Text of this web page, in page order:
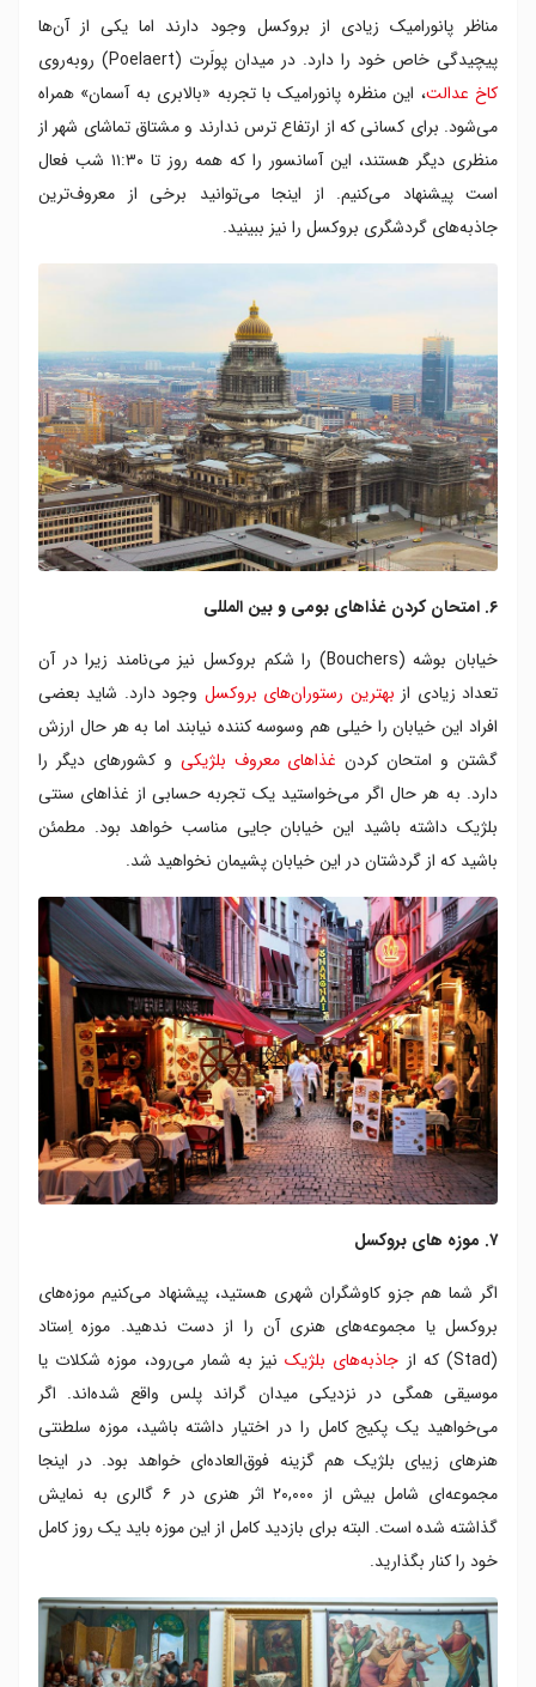
مناظر پانورامیک زیادی از بروکسل وجود دارند اما یکی از آن‌ها
پیچیدگی خاص خود را دارد. در میدان پولَرت (Poelaert) روبه‌روی
کاخ عدالت، این منظره پانورامیک با تجربه «بالابری به آسمان» همراه
می‌شود. برای کسانی که از ارتفاع ترس ندارند و مشتاق تماشای شهر از
منظری دیگر هستند، این آسانسور را که همه روز تا ۱۱:۳۰ شب فعال
است پیشنهاد می‌کنیم. از اینجا می‌توانید برخی از معروف‌ترین
جاذبه‌های گردشگری بروکسل را نیز ببینید.
۶. امتحان کردن غذاهای بومی و بین المللی
خیابان بوشه (Bouchers) را شکم بروکسل نیز می‌نامند زیرا در آن
تعداد زیادی از بهترین رستوران‌های بروکسل وجود دارد. شاید بعضی
افراد این خیابان را خیلی هم وسوسه کننده نیابند اما به هر حال ارزش
گشتن و امتحان کردن غذاهای معروف بلژیکی و کشورهای دیگر را
دارد. به هر حال اگر می‌خواستید یک تجربه حسابی از غذاهای سنتی
بلژیک داشته باشید این خیابان جایی مناسب خواهد بود. مطمئن
باشید که از گردشتان در این خیابان پشیمان نخواهید شد.
۷. موزه های بروکسل
اگر شما هم جزو کاوشگران شهری هستید، پیشنهاد می‌کنیم موزه‌های
بروکسل یا مجموعه‌های هنری آن را از دست ندهید. موزه اِستاد
(Stad) که از
جاذبه‌های بلژیکنیز به شمار می‌رود، موزه شکلات یا
موسیقی همگی در نزدیکی میدان گراند پلس واقع شده‌اند. اگر
می‌خواهید یک پکیج کامل را در اختیار داشته باشید، موزه سلطنتی
هنرهای زیبای بلژیک هم گزینه‌ فوق‌العاده‌ای خواهد بود. در اینجا
مجموعه‌ای شامل بیش از ۲۰,۰۰۰ اثر هنری در ۶ گالری به نمایش
گذاشته شده است. البته برای بازدید کامل از این موزه باید یک روز کامل
خود را کنار بگذارید.